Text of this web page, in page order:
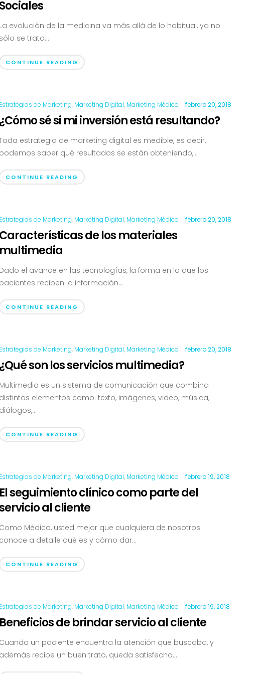
evolución de la medicina va más allá de lo habitual, ya no
se trata...
CONTINUE READING
de Marketing, Marketing Digital, Marketing Médico | febrero 20, 2018
sé si mi inversión está resultando?
estrategia de marketing digital es medible, es decir,
saber qué resultados se están obteniendo,...
CONTINUE READING
de Marketing, Marketing Digital, Marketing Médico | febrero 20, 2018
de los materiales
el avance en las tecnologías, la forma en la que los
reciben la información...
CONTINUE READING
de Marketing, Marketing Digital, Marketing Médico | febrero 20, 2018
son los servicios multimedia?
es un sistema de comunicación que combina
elementos como: texto, imágenes, video, música,
CONTINUE READING
de Marketing, Marketing Digital, Marketing Médico | febrero 19, 2018
seguimiento clínico como parte del
al cliente
Médico, usted mejor que cualquiera de nosotros
a detalle qué es y cómo dar...
CONTINUE READING
de Marketing, Marketing Digital, Marketing Médico | febrero 19, 2018
de brindar servicio al cliente
un paciente encuentra la atención que buscaba, y
recibe un buen trato, queda satisfecho...